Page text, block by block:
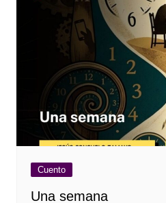
Cuento
Una semana